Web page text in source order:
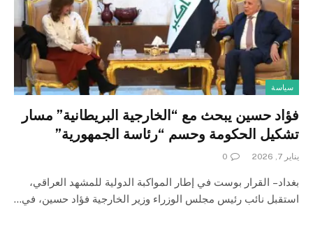
سياسة
فؤاد حسين يبحث مع “الخارجية البريطانية” مسار
تشكيل الحكومة وحسم “رئاسة الجمهورية”
يناير 7, 2026 0
بغداد – القرار بوست في إطار المواكبة الدولية للمشهد العراقي،
استقبل نائب رئيس مجلس الوزراء وزير الخارجية فؤاد حسين، في…